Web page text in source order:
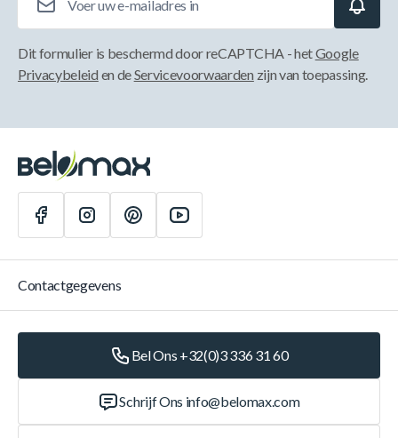
Dit formulier is beschermd door reCAPTCHA - hetGoogle
Privacybeleid en deServicevoorwaarden zijn van toepassing.
Contactgegevens
Bel Ons +32(0)3 336 31 60
Schrijf Ons info@belomax.com